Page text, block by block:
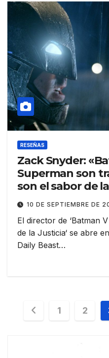
RESEÑAS
Zack Snyder:
Superman son
son el sabor de
Ant-Man»
10 DE SEPTIEMBRE DE
El director de ‘Batman
de la Justicia‘ se abre
Daily Beast…
Paginación
1 2